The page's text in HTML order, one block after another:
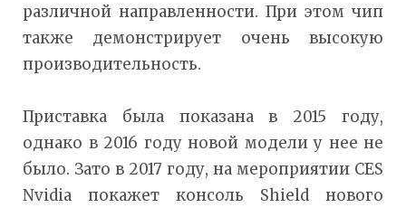
различной направленности. При этом чип
также демонстрирует очень высокую
производительность.
Приставка была показана в 2015 году,
однако в 2016 году новой модели у нее не
было. Зато в 2017 году, на мероприятии CES
Nvidia покажет консоль Shield нового